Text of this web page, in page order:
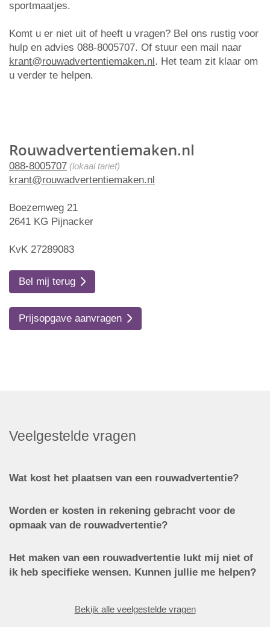
Rouwadvertentiemaken.nl
088-8005707 (lokaal tarief)
krant@rouwadvertentiemaken.nl
Boezemweg 21
2641 KG Pijnacker
KvK 27289083
Bel mij terug
Prijsopgave aanvragen
sportmaatjes.
Komt u er niet uit of heeft u vragen? Bel ons rustig voor
hulp en advies 088-8005707. Of stuur een mail naar
krant@rouwadvertentiemaken.nl. Het team zit klaar om
u verder te helpen.
Veelgestelde vragen
Wat kost het plaatsen van een rouwadvertentie?
Worden er kosten in rekening gebracht voor de
opmaak van de rouwadvertentie?
Het maken van een rouwadvertentie lukt mij niet of
ik heb specifieke wensen. Kunnen jullie me helpen?
Bekijk alle veelgestelde vragen